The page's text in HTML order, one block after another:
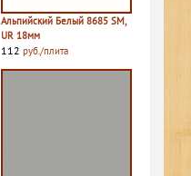
Альпийский Белый 8685 SM,
UR 18мм
112 руб./плита